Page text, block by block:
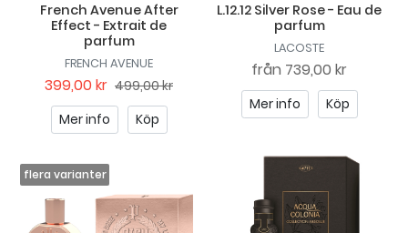
French Avenue After
Effect - Extrait de
parfum
FRENCH AVENUE
399,00 kr 499,00 kr
Mer info
Köp
L.12.12 Silver Rose - Eau de
parfum
LACOSTE
från 739,00 kr
Mer info Köp